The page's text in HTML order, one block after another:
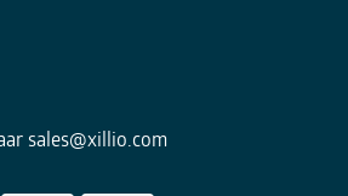
sales@xillio.com